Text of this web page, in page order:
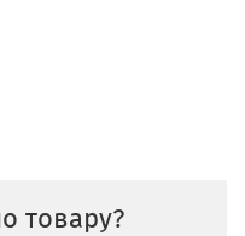
товару?